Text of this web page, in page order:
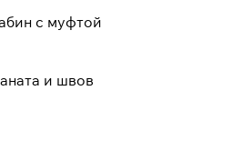
с муфтой
и швов